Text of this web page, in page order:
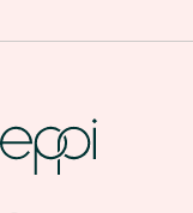
der Zuneigung
bestehen. Lassen Sie
symbolträchtigen